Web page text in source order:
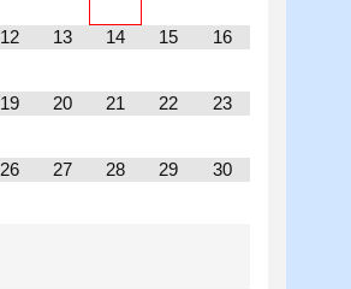
12 13 14 15 16
19 20 21 22 23
26 27 28 29 30